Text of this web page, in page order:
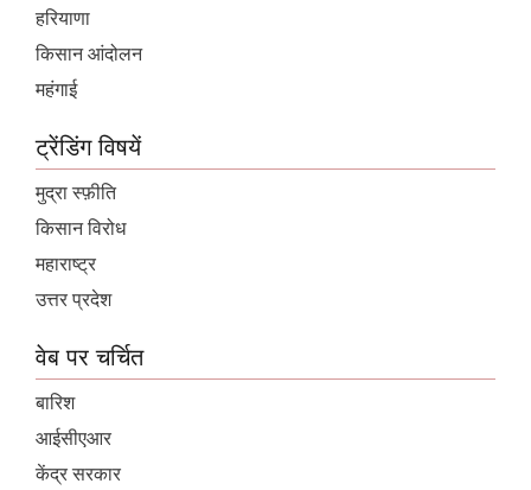
हरियाणा
किसान आंदोलन
महंगाई
ट्रेंडिंग विषयें
मुद्रा स्फ़ीति
किसान विरोध
महाराष्ट्र
उत्तर प्रदेश
वेब पर चर्चित
बारिश
आईसीएआर
केंद्र सरकार